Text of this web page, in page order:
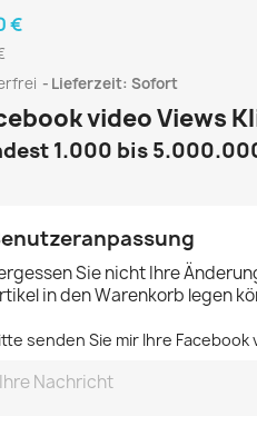
€
Lieferzeit: Sofort
video Views
1.000 bis
Sie nicht Ihre
in den Warenkorb legen
senden Sie mir Ihre Facebook